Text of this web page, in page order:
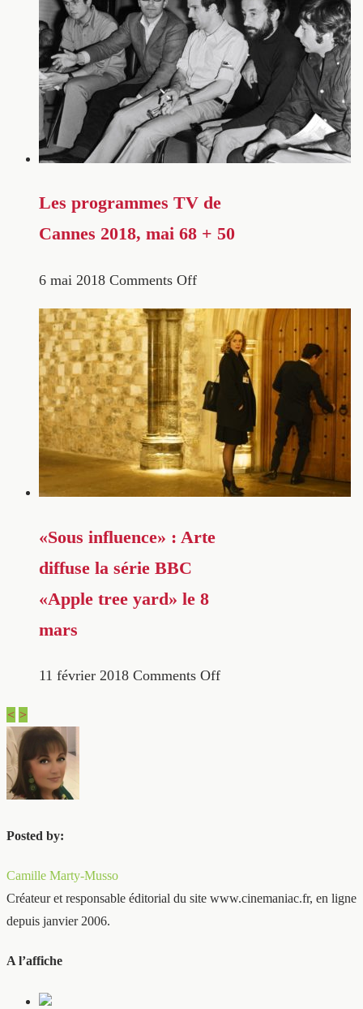
Les programmes TV de
Cannes 2018, mai 68 + 50
6 mai 2018 Comments Off
«Sous influence» : Arte
diffuse la série BBC
«Apple tree yard» le 8
mars
11 février 2018 Comments Off
< >
Posted by:
Camille Marty-Musso
Créateur et responsable éditorial du site www.cinemaniac.fr, en ligne
depuis janvier 2006.
A l’affiche